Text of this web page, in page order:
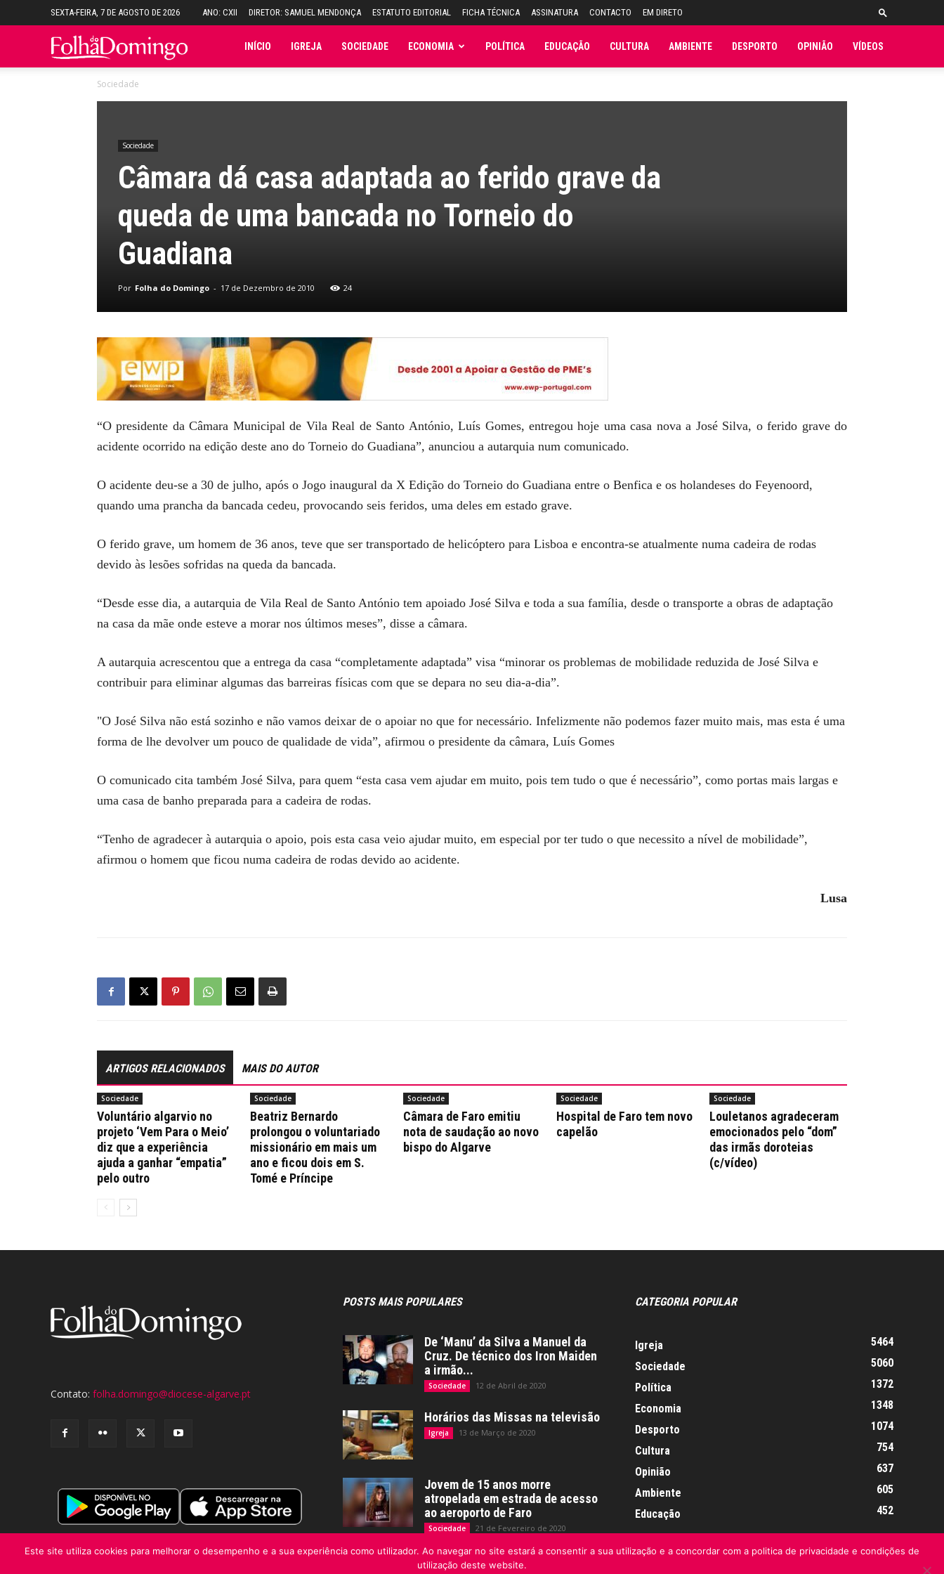
SEXTA-FEIRA, 7 DE AGOSTO DE 2026 ANO: CXII DIRETOR: SAMUEL MENDONÇA ESTATUTO EDITORIAL FICHA TÉCNICA ASSINATURA CONTACTO EM DIRETO
Folha INÍCIO IGREJA SOCIEDADE ECONOMIA POLÍTICA EDUCAÇÃO CULTURA AMBIENTE DESPORTO OPINIÃO VÍDEOS
Sociedade
Sociedade
Câmara dá casa adaptada ao ferido grave da
queda de uma bancada no Torneio do
Guadiana
Por Folha do Domingo - 17 de Dezembro de 2010 24
“O presidente da Câmara Municipal de Vila Real de Santo António, Luís Gomes, entregou hoje uma casa nova a José Silva, o ferido grave do
acidente ocorrido na edição deste ano do Torneio do Guadiana”, anunciou a autarquia num comunicado.
O acidente deu-se a 30 de julho, após o Jogo inaugural da X Edição do Torneio do Guadiana entre o Benfica e os holandeses do Feyenoord,
quando uma prancha da bancada cedeu, provocando seis feridos, uma deles em estado grave.
O ferido grave, um homem de 36 anos, teve que ser transportado de helicóptero para Lisboa e encontra-se atualmente numa cadeira de rodas
devido às lesões sofridas na queda da bancada.
“Desde esse dia, a autarquia de Vila Real de Santo António tem apoiado José Silva e toda a sua família, desde o transporte a obras de adaptação
na casa da mãe onde esteve a morar nos últimos meses”, disse a câmara.
A autarquia acrescentou que a entrega da casa “completamente adaptada” visa “minorar os problemas de mobilidade reduzida de José Silva e
contribuir para eliminar algumas das barreiras físicas com que se depara no seu dia-a-dia”.
"O José Silva não está sozinho e não vamos deixar de o apoiar no que for necessário. Infelizmente não podemos fazer muito mais, mas esta é uma
forma de lhe devolver um pouco de qualidade de vida”, afirmou o presidente da câmara, Luís Gomes
O comunicado cita também José Silva, para quem “esta casa vem ajudar em muito, pois tem tudo o que é necessário”, como portas mais largas e
uma casa de banho preparada para a cadeira de rodas.
“Tenho de agradecer à autarquia o apoio, pois esta casa veio ajudar muito, em especial por ter tudo o que necessito a nível de mobilidade”,
afirmou o homem que ficou numa cadeira de rodas devido ao acidente.
Lusa
ARTIGOS RELACIONADOS MAIS DO AUTOR
Sociedade
Voluntário algarvio no
projeto ‘Vem Para o Meio’
diz que a experiência
ajuda a ganhar “empatia”
pelo outro
Sociedade
Beatriz Bernardo
prolongou o voluntariado
missionário em mais um
ano e ficou dois em S.
Tomé e Príncipe
Sociedade
Câmara de Faro emitiu
nota de saudação ao novo
bispo do Algarve
Sociedade
Hospital de Faro tem novo
capelão
Sociedade
Louletanos agradeceram
emocionados pelo “dom”
das irmãs doroteias
(c/vídeo)
Contato: folha.domingo@diocese-algarve.pt
POSTS MAIS POPULARES
De ‘Manu’ da Silva a Manuel da
Cruz. De técnico dos Iron Maiden
a irmão...
Sociedade 12 de Abril de 2020
Horários das Missas na televisão
Igreja 13 de Março de 2020
Jovem de 15 anos morre
atropelada em estrada de acesso
ao aeroporto de Faro
Sociedade 21 de Fevereiro de 2020
CATEGORIA POPULAR
Igreja
5464
Sociedade
5060
Política
1372
Economia
1348
Desporto
1074
Cultura
754
Opinião
637
Ambiente
605
Educação
452
Este site utiliza cookies para melhorar o desempenho e a sua experiência como utilizador. Ao navegar no site estará a consentir a sua utilização e a concordar com a politica de privacidade e condições de
utilização deste website.